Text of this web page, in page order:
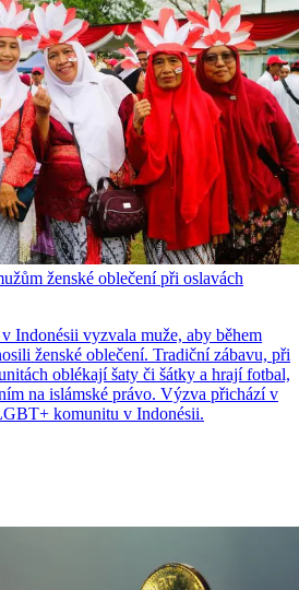
ženské oblečení při oslavách
Indonésii vyzvala muže, aby během
ženské oblečení. Tradiční zábavu, při
oblékají šaty či šátky a hrají fotbal,
na islámské právo. Výzva přichází v
komunitu v Indonésii.